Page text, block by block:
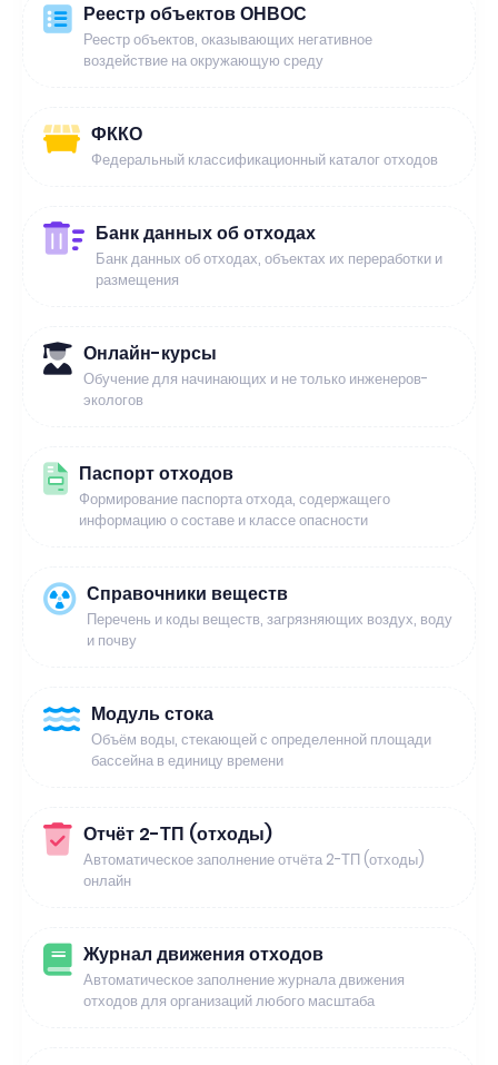
Реестр объектов ОНВОС
Реестр объектов, оказывающих негативное
воздействие на окружающую среду
ФККО
Федеральный классификационный каталог отходов
Банк данных об отходах
Банк данных об отходах, объектах их переработки и
размещения
Онлайн-курсы
Обучение для начинающих и не только инженеров-
экологов
Паспорт отходов
Формирование паспорта отхода, содержащего
информацию о составе и классе опасности
Справочники веществ
Перечень и коды веществ, загрязняющих воздух, воду
и почву
Модуль стока
Объём воды, стекающей с определенной площади
бассейна в единицу времени
Отчёт 2-ТП (отходы)
Автоматическое заполнение отчёта 2-ТП (отходы)
онлайн
Журнал движения отходов
Автоматическое заполнение журнала движения
отходов для организаций любого масштаба